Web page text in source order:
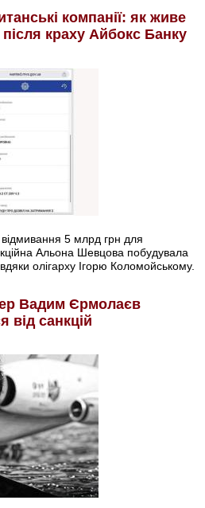
компанії: як живе
краху Айбокс Банку
5 млрд грн для
Альона Шевцова побудувала
олігарху Ігорю Коломойському.
Вадим Єрмолаєв
від санкцій